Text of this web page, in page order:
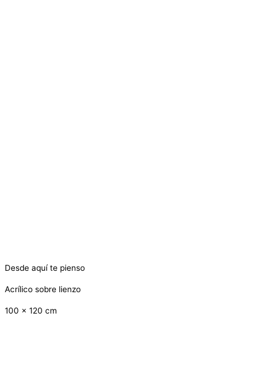
Desde aquí te pienso
Acrílico sobre lienzo
100 x 120 cm